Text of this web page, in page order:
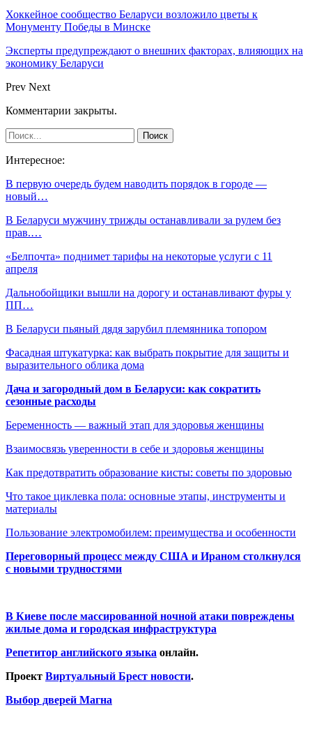
Хоккейное сообщество Беларуси возложило цветы к
Монументу Победы в Минске
Эксперты предупреждают о внешних факторах, влияющих на
экономику Беларуси
Prev Next
Комментарии закрыты.
Интересное:
В первую очередь будем наводить порядок в городе —
новый…
В Беларуси мужчину трижды останавливали за рулем без
прав.…
«Белпочта» поднимет тарифы на некоторые услуги с 11
апреля
Дальнобойщики вышли на дорогу и останавливают фуры у
ПП…
В Беларуси пьяный дядя зарубил племянника топором
Фасадная штукатурка: как выбрать покрытие для защиты и
выразительного облика дома
Дача и загородный дом в Беларуси: как сократить
сезонные расходы
Беременность — важный этап для здоровья женщины
Взаимосвязь уверенности в себе и здоровья женщины
Как предотвратить образование кисты: советы по здоровью
Что такое циклевка пола: основные этапы, инструменты и
материалы
Пользование электромобилем: преимущества и особенности
Переговорный процесс между США и Ираном столкнулся
с новыми трудностями
В Киеве после массированной ночной атаки повреждены
жилые дома и городская инфраструктура
Репетитор английского языка онлайн.
Проект Виртуальный Брест новости.
Выбор дверей Магна